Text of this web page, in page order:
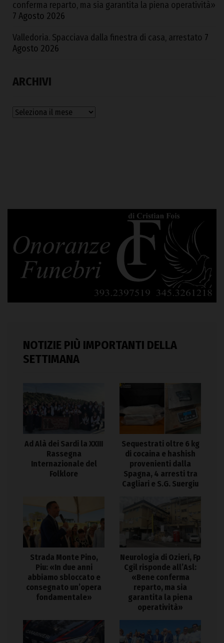
conferma reparto, ma sia garantita la piena operatività»
7 Agosto 2026
Valledoria. Spacciava dalla finestra di casa, arrestato 7
Agosto 2026
ARCHIVI
Archivi
NOTIZIE PIÙ IMPORTANTI DELLA
SETTIMANA
Ad Alà dei Sardi la XXIII
Rassegna
Internazionale del
Folklore
Sequestrati oltre 6 kg
di cocaina e hashish
provenienti dalla
Spagna, 4 arresti tra
Cagliari e S.G. Suergiu
Strada Monte Pino,
Piu: «In due anni
abbiamo sbloccato e
consegnato un’opera
fondamentale»
Neurologia di Ozieri, Fp
Cgil risponde all’Asl:
«Bene conferma
reparto, ma sia
garantita la piena
operatività»